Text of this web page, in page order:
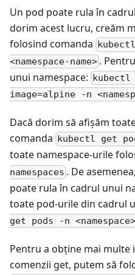
Un pod poate rula în
dorim acest lucru, creăm
folosind comanda
<namespace-name> .
unui namespace:
image=alpine -n
Dacă dorim să afișăm
comanda
kubectl get
toate namespace-urile
namespaces . De
poate rula în cadrul unui
toate pod-urile din cadrul
get pods -n <namespace>
Pentru a obține mai
comenzii get, putem să